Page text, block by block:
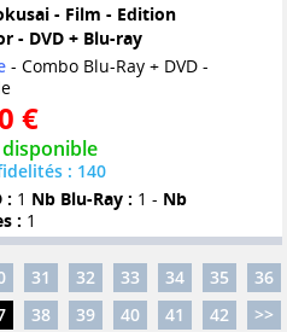
- Film - Edition
- DVD + Blu-ray
- Combo Blu-Ray + DVD -
€
: 140
: 1 Nb Blu-Ray : 1 - Nb
: 1
31 32 33 34 35
36
38 39 40 41 42 >>